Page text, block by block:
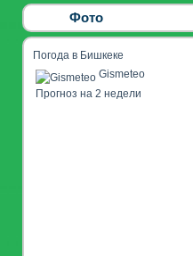
Фото
Погода в Бишкеке
Gismeteo
Прогноз на 2 недели